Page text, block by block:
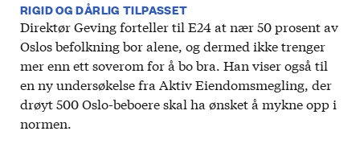
RIGID OG DÅRLIG TILPASSET
Direktør Geving forteller til E24 at nær 50 prosent av
Oslos befolkning bor alene, og dermed ikke trenger
mer enn ett soverom for å bo bra. Han viser også til
en ny undersøkelse fra Aktiv Eiendomsmegling, der
drøyt 500 Oslo-beboere skal ha ønsket å mykne opp i
normen.